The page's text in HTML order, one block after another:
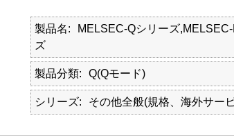
製品名
MELSEC-Qシリーズ
ズ
製品分類 Q(Qモード)
シリーズ その他全般(規格、海外サー